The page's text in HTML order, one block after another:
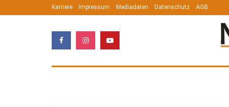
Karriere Impressum Mediadaten Datenschutz AGB